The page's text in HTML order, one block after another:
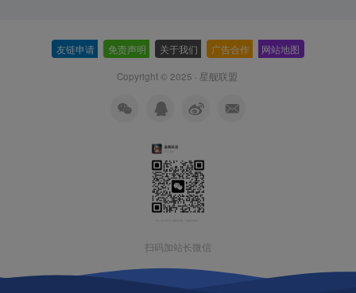
友链申请 免责声明 关于我们 广告合作 网站地图
Copyright © 2025 · 星舰联盟
扫码加站长微信